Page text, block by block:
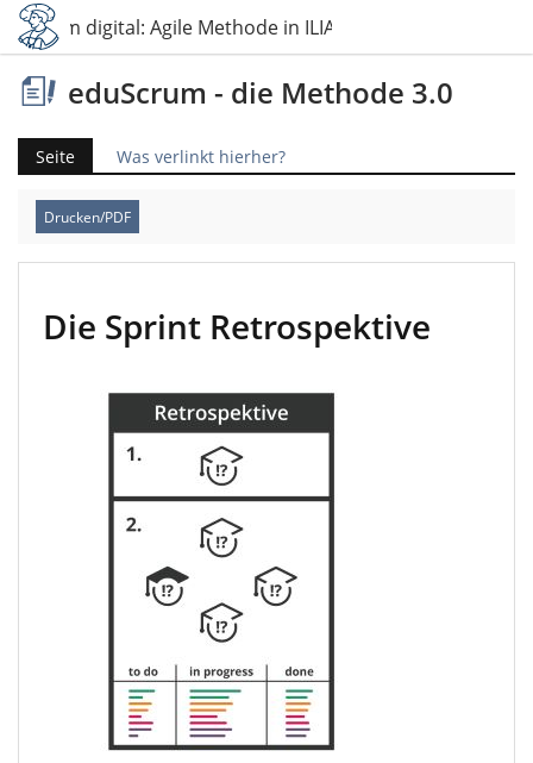
digital: Agile Methode in ILIAS umgesetzt
eduScrum - die Methode 3.0
Seite Was verlinkt hierher?
Drucken/PDF
Die Sprint Retrospektive